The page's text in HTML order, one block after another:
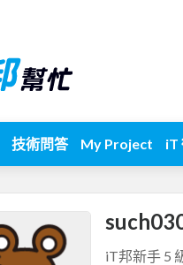
技術問答 My Project iT
iT邦新手 5